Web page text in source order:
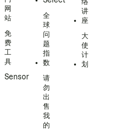
网
站
免
费
工
具
Sensor
全
球
问
题
指
数
请
勿
出
售
我
的
讲
座
大
使
计
划